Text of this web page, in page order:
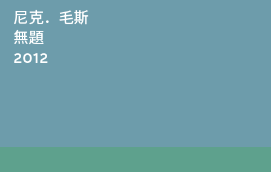
尼克．毛斯
無題
2012